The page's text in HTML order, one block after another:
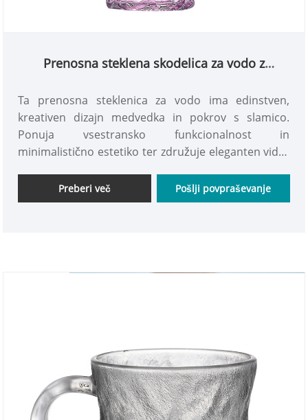
Prenosna steklena skodelica za vodo z
Ta prenosna steklenica za vodo ima edinstven,
kreativen dizajn medvedka in pokrov s slamico.
Ponuja vsestransko funkcionalnost in
minimalistično estetiko ter združuje eleganten videz
izbira – vabimo vas, da svojega kupite še danes.
Preberi več Pošlji povpraševanje